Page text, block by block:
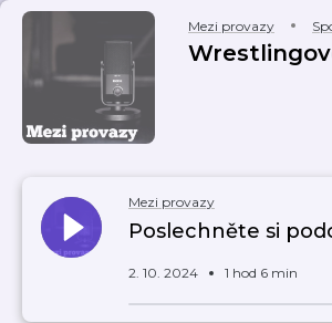
Mezi provazy
Mezi provazy
Poslechněte si
2. 10. 2024 1 hod 6 min